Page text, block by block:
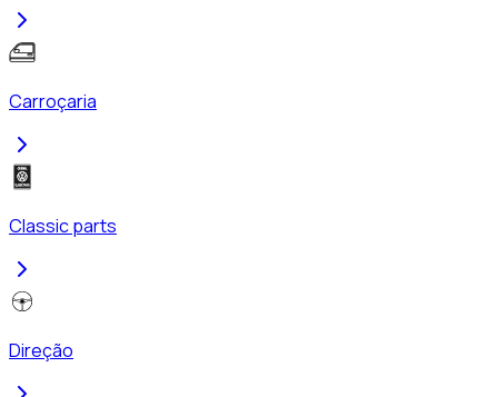
Carroçaria
Classic parts
Direção